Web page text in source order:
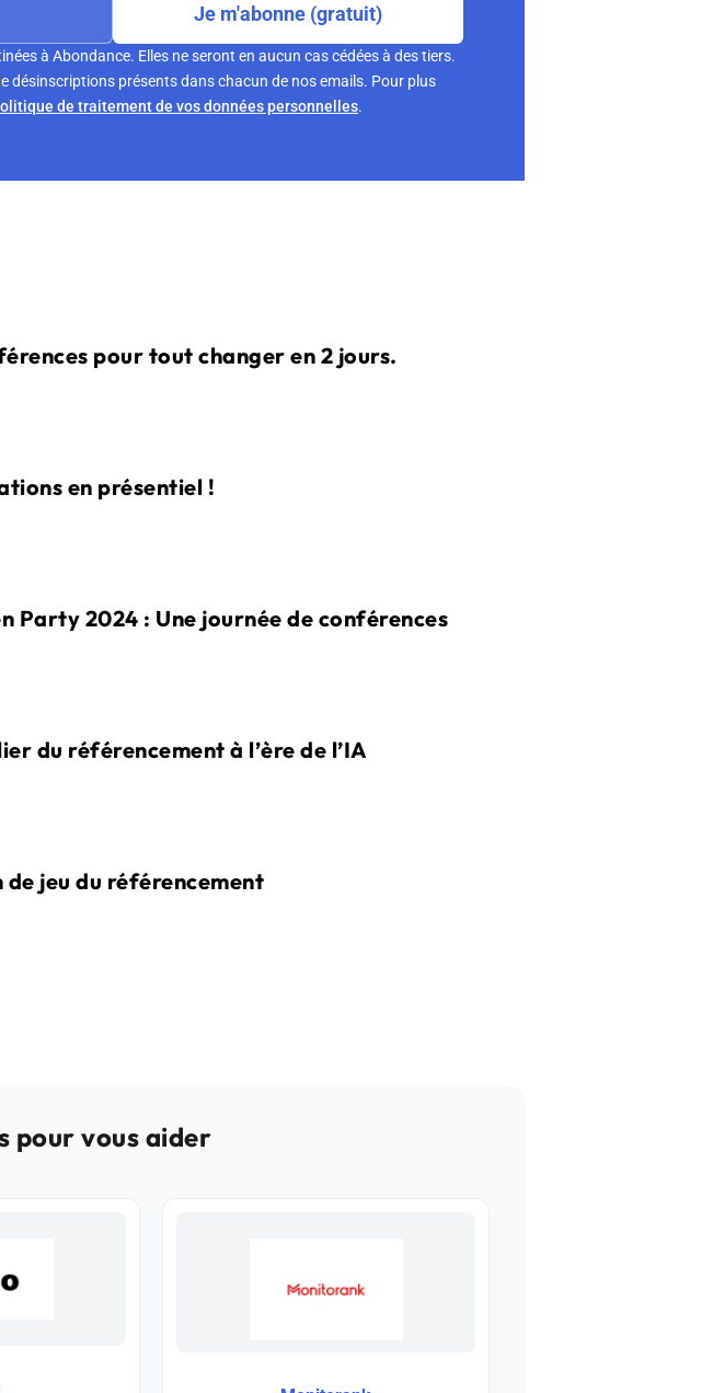
Je m'abonne (gratuit)
à Abondance. Elles ne seront en aucun cas cédées à des tiers.
désinscriptions présents dans chacun de nos emails. Pour plus
de traitement de vos données personnelles.
pour tout changer en 2 jours.
en présentiel !
Party 2024 : Une journée de conférences
du référencement à l’ère de l’IA
jeu du référencement
pour vous aider